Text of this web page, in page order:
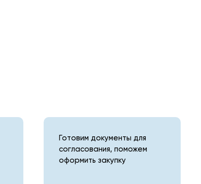
Готовим документы для
согласования, поможем
оформить закупку